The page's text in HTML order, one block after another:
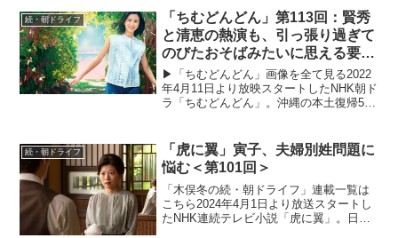
夢をかける主人公と支え合う兄妹たちの
絆を描くストーリ...
続・朝ドライフ
「ちむどんどん」第113回：賢秀
と清恵の熱演も、引っ張り過ぎて
のびたおそばみたいに思える要因
とは
▶︎「ちむどんどん」画像を全て見る2022
年4月11日より放映スタートしたNHK朝ド
ラ「ちむどんどん」。沖縄の本土復帰50
主人公と支え合う兄妹たちの絆を描くス
トーリー。...
続・朝ドライフ
「虎に翼」寅子、夫婦別姓問題に
悩む＜第101回＞
「木俣冬の続・朝ドライフ」連載一覧は
こちら2024年4月1日より放送スタートし
たNHK連続テレビ小説「虎に翼」。日本